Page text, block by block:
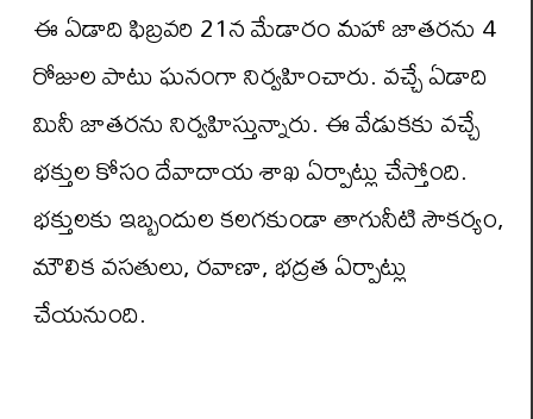
ఈ ఏడాది ఫిబ్రవరి 21న మేడారం మహా జాతరను 4
రోజుల పాటు ఘనంగా నిర్వహించారు. వచ్చే ఏడాది
మినీ జాతరను నిర్వహిస్తున్నారు. ఈ వేడుకకు వచ్చే
భక్తుల కోసం దేవాదాయ శాఖ ఏర్పాట్లు చేస్తోంది.
భక్తులకు ఇబ్బందుల కలగకుండా తాగునీటి సౌకర్యం,
మౌలిక వసతులు, రవాణా, భద్రత ఏర్పాట్లు
చేయనుంది.